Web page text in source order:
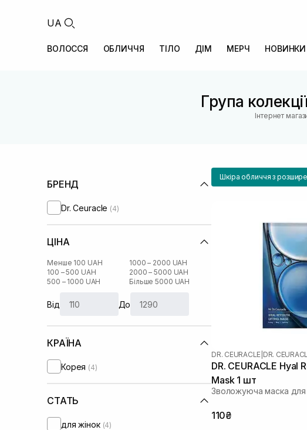
UA
ВОЛОССЯ ОБЛИЧЧЯ ТІЛО ДІМ МЕРЧ НОВИНКИ
Група
Інтернет
БРЕНД
Dr. Ceuracle (4)
ЦІНА
Менше 100 UAH
100 – 500 UAH
500 – 1000 UAH
1000 – 2000 UAH
2000 – 5000 UAH
Більше 5000 UAH
Від До
КРАЇНА
Корея (4)
СТАТЬ
для жінок (4)
Шкіра обличчя з
DR. CEURACLE DR.
DR. CEURACLE Hyal
Mask 1 шт
Зволожуюча маска для
110₴